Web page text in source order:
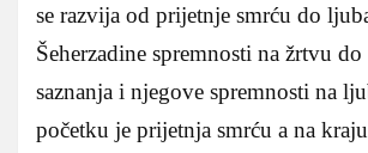
se razvija od prijetnje smrću do
Šeherzadine spremnosti na žrtvu
saznanja i njegove spremnosti na
početku je prijetnja smrću a na